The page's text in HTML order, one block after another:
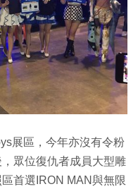
展區，今年亦沒有令粉
眾位復仇者成員大型雕
首選IRON MAN與無限